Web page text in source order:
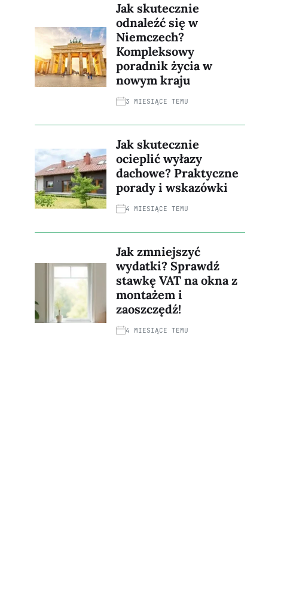
Jak skutecznie
odnaleźć się w
Niemczech?
Kompleksowy
poradnik życia w
nowym kraju
3 MIESIĄCE TEMU
Jak skutecznie
ocieplić wyłazy
dachowe? Praktyczne
porady i wskazówki
4 MIESIĄCE TEMU
Jak zmniejszyć
wydatki? Sprawdź
stawkę VAT na okna z
montażem i
zaoszczędź!
4 MIESIĄCE TEMU